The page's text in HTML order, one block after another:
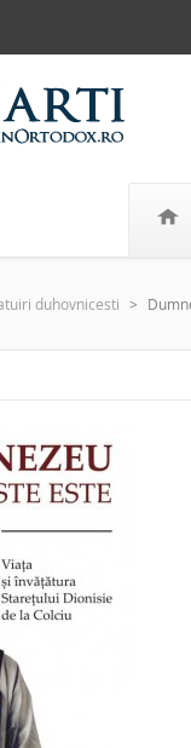
duhovnicesti